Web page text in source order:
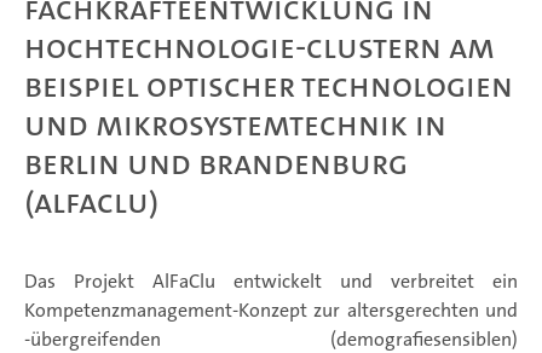
Hochtechnologie-Clustern am
Beispiel optischer Technologien
und Mikrosystemtechnik in
Berlin und Brandenburg
(AlFaClu)
Das Projekt AlFaClu entwickelt und verbreitet ein
Kompetenzmanagement-Konzept zur altersgerechten und
-übergreifenden (demografiesensiblen)